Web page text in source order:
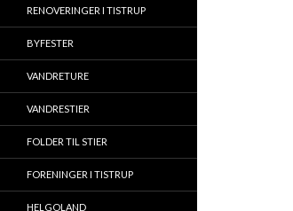
RENOVERINGER I TISTRUP
BYFESTER
VANDRETURE
VANDRESTIER
FOLDER TIL STIER
FORENINGER I TISTRUP
HELGOLAND